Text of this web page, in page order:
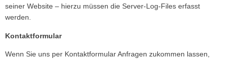
seiner Website – hierzu müssen die Server-Log-Files erfasst
werden.
Kontaktformular
Wenn Sie uns per Kontaktformular Anfragen zukommen lassen,